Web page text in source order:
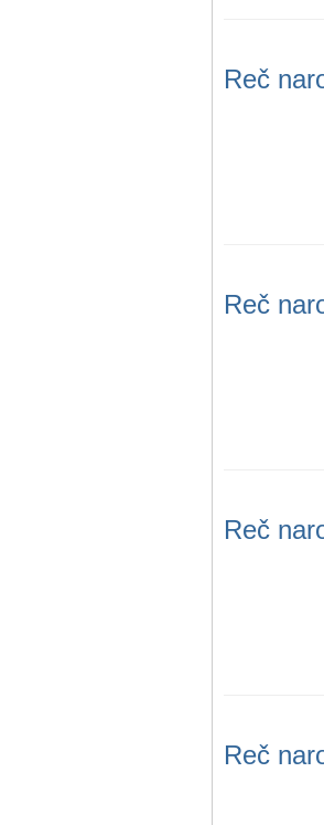
Reč
Reč
Reč
Reč